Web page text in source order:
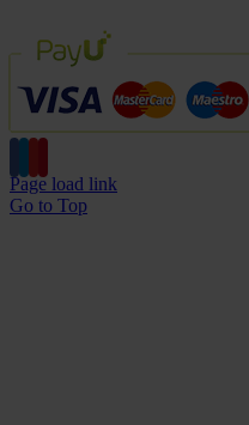
Page load link
Go to Top